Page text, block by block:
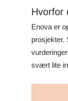
Hvorfor
Enova er
prosjekter.
svært lite